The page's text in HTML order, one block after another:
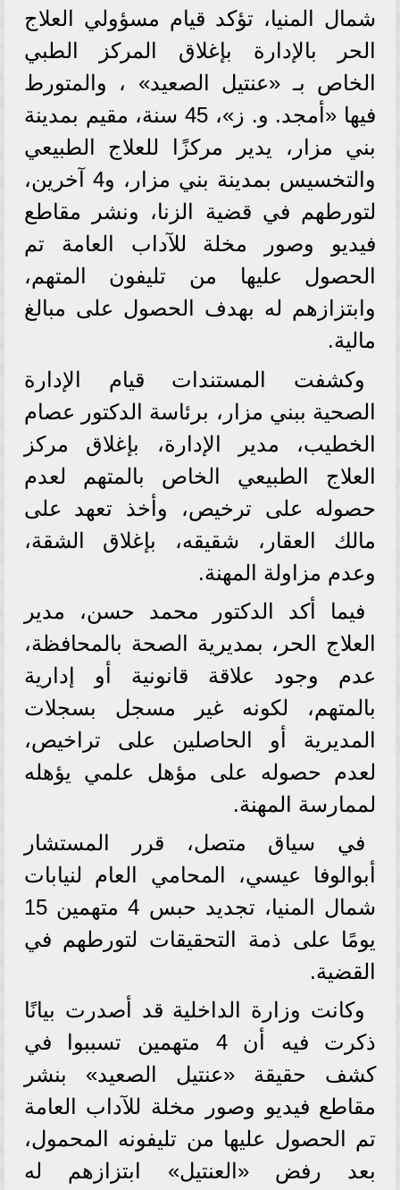
شمال المنيا، تؤكد قيام مسؤولي العلاج
الحر بالإدارة بإغلاق المركز الطبي
الخاص بـ «عنتيل الصعيد» ، والمتورط
فيها «أمجد. و. ز»، 45 سنة، مقيم بمدينة
بني مزار، يدير مركزًا للعلاج الطبيعي
والتخسيس بمدينة بني مزار، و4 آخرين،
لتورطهم في قضية الزنا، ونشر مقاطع
فيديو وصور مخلة للآداب العامة تم
الحصول عليها من تليفون المتهم،
وابتزازهم له بهدف الحصول على مبالغ
مالية.
وكشفت المستندات قيام الإدارة
الصحية ببني مزار، برئاسة الدكتور عصام
الخطيب، مدير الإدارة، بإغلاق مركز
العلاج الطبيعي الخاص بالمتهم لعدم
حصوله على ترخيص، وأخذ تعهد على
مالك العقار، شقيقه، بإغلاق الشقة،
وعدم مزاولة المهنة.
فيما أكد الدكتور محمد حسن، مدير
العلاج الحر، بمديرية الصحة بالمحافظة،
عدم وجود علاقة قانونية أو إدارية
بالمتهم، لكونه غير مسجل بسجلات
المديرية أو الحاصلين على تراخيص،
لعدم حصوله على مؤهل علمي يؤهله
لممارسة المهنة.
في سياق متصل، قرر المستشار
أبوالوفا عيسي، المحامي العام لنيابات
شمال المنيا، تجديد حبس 4 متهمين 15
يومًا على ذمة التحقيقات لتورطهم في
القضية.
وكانت وزارة الداخلية قد أصدرت بيانًا
ذكرت فيه أن 4 متهمين تسببوا في
كشف حقيقة «عنتيل الصعيد» بنشر
مقاطع فيديو وصور مخلة للآداب العامة
تم الحصول عليها من تليفونه المحمول،
بعد رفض «العنتيل» ابتزازهم له